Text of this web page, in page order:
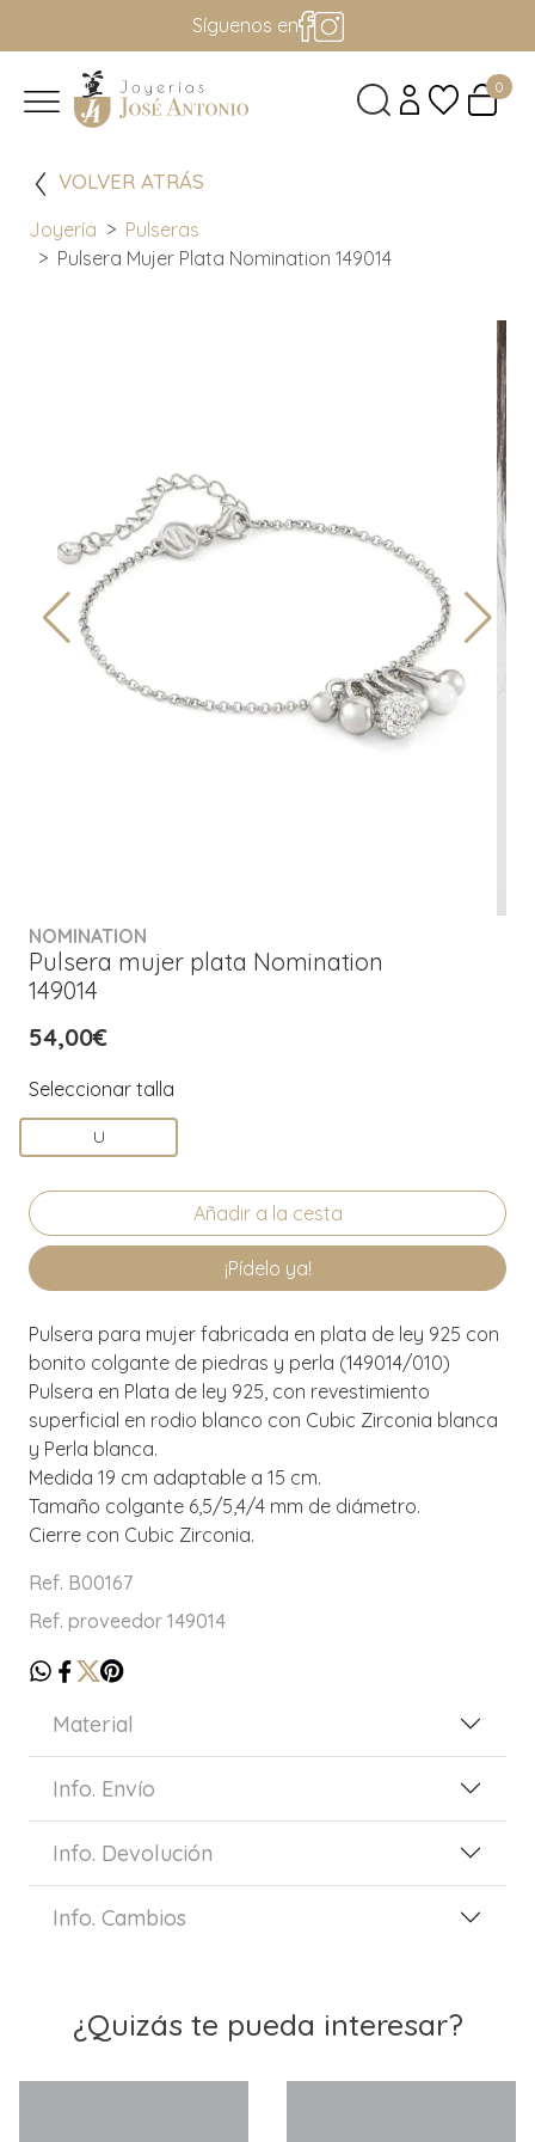
Síguenos en
0
VOLVER ATRÁS
Joyería
Pulseras
Pulsera Mujer Plata Nomination 149014
NOMINATION
Pulsera mujer plata Nomination
149014
54,00€
Seleccionar talla
U
¡Pídelo ya!
Pulsera para mujer fabricada en plata de ley 925 con
bonito colgante de piedras y perla (149014/010)
Pulsera en Plata de ley 925, con revestimiento
superficial en rodio blanco con Cubic Zirconia blanca
y Perla blanca.
Medida 19 cm adaptable a 15 cm.
Tamaño colgante 6,5/5,4/4 mm de diámetro.
Cierre con Cubic Zirconia.
Ref. B00167
Ref. proveedor 149014
Material
Info. Envío
Info. Devolución
Info. Cambios
¿Quizás te pueda interesar?